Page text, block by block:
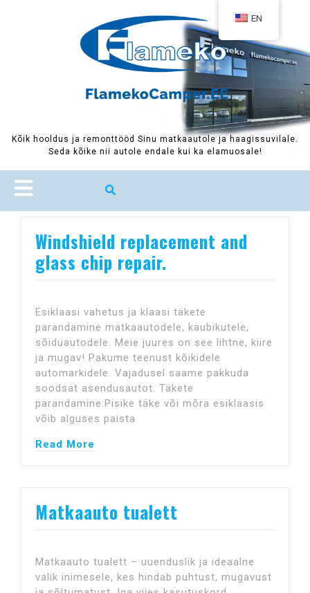
Kõik hooldus ja remonttööd Sinu matkaautole ja haagissuvilale.
Seda kõike nii autole endale kui ka elamuosale!
Open
Button
Windshield replacement and
glass chip repair.
Esiklaasi vahetus ja klaasi täkete
parandamine matkaautodele, kaubikutele,
sõiduautodele. Meie juures on see lihtne, kiire
ja mugav! Pakume teenust kõikidele
automarkidele. Vajadusel saame pakkuda
soodsat asendusautot. Täkete
parandamine:Pisike täke või mõra esiklaasis
võib alguses paista
Read More
Matkaauto tualett
Matkaauto tualett – uuenduslik ja ideaalne
valik inimesele, kes hindab puhtust, mugavust
EN